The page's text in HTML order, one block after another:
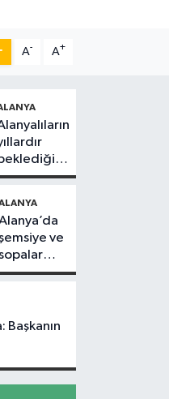
A- A+
askıdan
ve